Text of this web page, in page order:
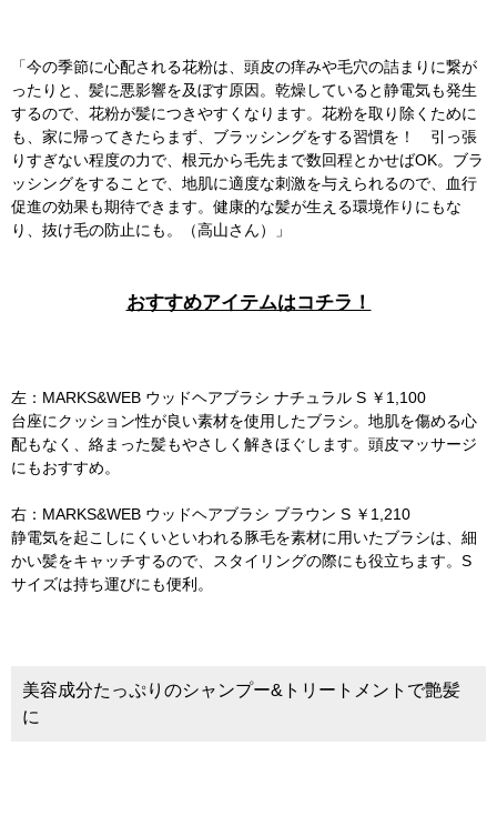
「今の季節に心配される花粉は、頭皮の痒みや毛穴の詰まりに繋が
ったりと、髪に悪影響を及ぼす原因。乾燥していると静電気も発生
するので、花粉が髪につきやすくなります。花粉を取り除くために
も、家に帰ってきたらまず、ブラッシングをする習慣を！ 引っ張
りすぎない程度の力で、根元から毛先まで数回程とかせばOK。ブラ
ッシングをすることで、地肌に適度な刺激を与えられるので、血行
促進の効果も期待できます。健康的な髪が生える環境作りにもな
り、抜け毛の防止にも。（高山さん）」
おすすめアイテムはコチラ！
左：MARKS&WEB ウッドヘアブラシ ナチュラル S ￥1,100
台座にクッション性が良い素材を使用したブラシ。地肌を傷める心
配もなく、絡まった髪もやさしく解きほぐします。頭皮マッサージ
にもおすすめ。
右：MARKS&WEB ウッドヘアブラシ ブラウン S ￥1,210
静電気を起こしにくいといわれる豚毛を素材に用いたブラシは、細
かい髪をキャッチするので、スタイリングの際にも役立ちます。S
サイズは持ち運びにも便利。
美容成分たっぷりのシャンプー&トリートメントで艶髪
に